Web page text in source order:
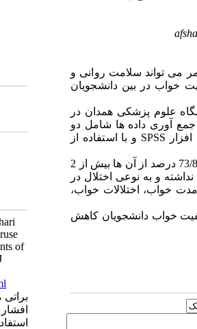
of
می تواند سلامت روانی و
خواب در بین دانشجویان
بر روی 379 نفر از دانشجویان دانشگاه علوم پزشکی همدان در
جمع آوری داده ها شامل دو
SPSS و با استفاده از
98/2 درصد از شرکت کنندگان در تلگرام و 79/4 درصد در اینستاگرام عضو هستند و 73/8 درصد از آن ها بیش از 2
کیفیت خواب مناسبی نداشته و به نوعی اختلال در
خواب، اختلالات خواب،
خواب دانشجویان کاهش